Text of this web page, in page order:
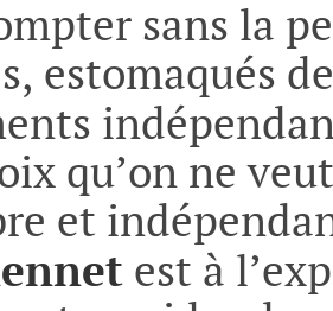
sans la
estomaqués
qu’on ne
et
est à